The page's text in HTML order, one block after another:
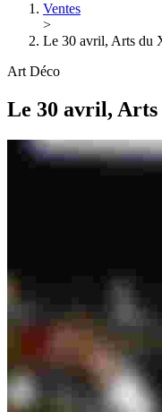
Ventes
>
Le 30 avril, Arts du
Art Déco
Le 30 avril, Arts